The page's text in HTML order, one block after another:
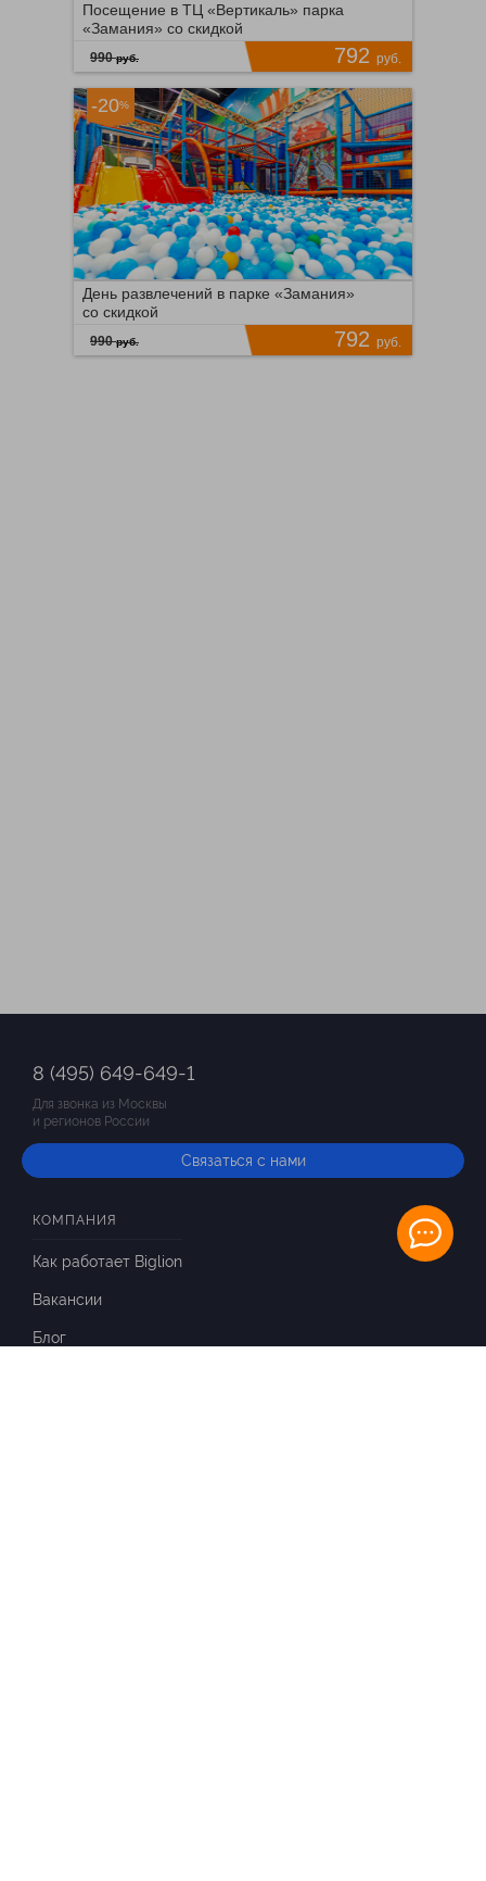
Время продаж ограничено! 50
ПОДРОБНЕЕ 9
Посещение в ТЦ «Вертикаль» парка
«Замания» со скидкой
990руб. 792 руб.
-20%
День развлечений в парке «Замания»
со скидкой
990руб. 792 руб.
8 (495) 649-649-1
Для звонка из Москвы
и регионов России
Связаться с нами
КОМПАНИЯ
Как работает Biglion
Вакансии
Блог